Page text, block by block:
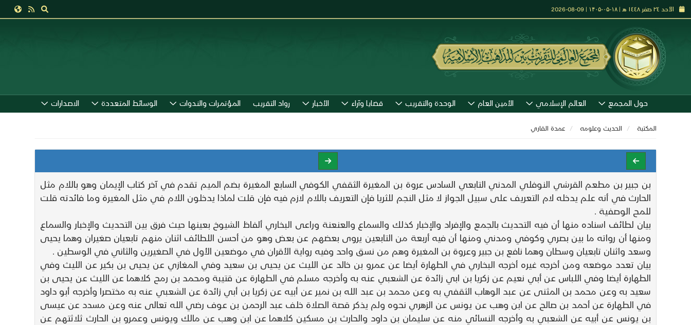
الأحد ٢٤ صفر ١٤٤٨ هـ | ۱۸-۰۵-۱۴۰۵ | 09-08-2026
حول المجمع العالم الإسلامي الأمين العام الوحدة والتقريب قضايا وآراء الأخبار رواد التقريب المؤتمرات والندوات الوسائط المتعددة الاصدارات
المكتبة الحديث وعلومه عمدة القاري
بن جبير بن مطعم القرشي النوفلي المدني التابعي السادس عروة بن المغيرة الثقفي الكوفي السابع المغيرة بضم الميم تقدم في آخر كتاب الإيمان وهو باللام مثل
الحارث في أنه علم يدخله لام التعريف على سبيل الجواز لا مثل النجم للثريا فإن التعريف باللام لازم فيه فإن قلت لماذا يدخلون اللام في مثل المغيرة وما فائدته قلت
للمح الوصفية .
بيان لطائف اسناده منها أن فيه التحديث بالجمع والإفراد والإخبار كذلك والسماع والعنعنة وراعى البخاري ألفاظ الشيوخ بعينها حيث فرق بين التحديث والإخبار والسماع
ومنها أن رواته ما بين بصري وكوفي ومدني ومنها أن فيه أربعة من التابعين يروى بعضهم عن بعض وهو من أحسن اللطائف اثنان منهم تابعيان صغيران وهما يحيى
وسعد واثنان تابعيان وسطان وهما نافع بن جبير وعروة بن المغيرة وهم من نسق واحد وفيه رواية الأقران في موضعين الأول في الصغيرين والثاني في الوسطين .
بيان تعدد موضعه ومن أخرجه غيره أخرجه البخاري في الطهارة أيضا عن عمرو بن خالد عن الليث عن يحيى بن سعيد وفي المغازي عن يحيى بن بكير عن الليث وفي
الطهارة أيضا وفي اللباس عن أبي نعيم عن زكريا بن ابي زائدة عن الشعبي عنه به وأخرجه مسلم في الطهارة عن قتيبة ومحمد بن رمح كلاهما عن الليث عن يحيى بن
سعيد به وعن محمد بن المثنى عن عبد الوهاب الثقفي به وعن محمد بن عبد الله بن نمير عن أبيه عن زكريا بن أبي زائدة عن الشعبي عنه به مختصرا وأخرجه أبو داود
في الطهارة عن أحمد بن صالح عن ابن وهب عن يونس عن الزهري نحوه ولم يذكر قصة الصلاة خلف عبد الرحمن بن عوف رضي الله تعالى عنه وعن مسدد عن عيسى
بن يونس عن أبيه عن الشعبي به وأخرجه النسائي منه عن سليمان بن داود والحارث بن مسكين كلاهما عن ابن وهب عن مالك ويونس وعمرو بن الحارث ثلاثتهم عن